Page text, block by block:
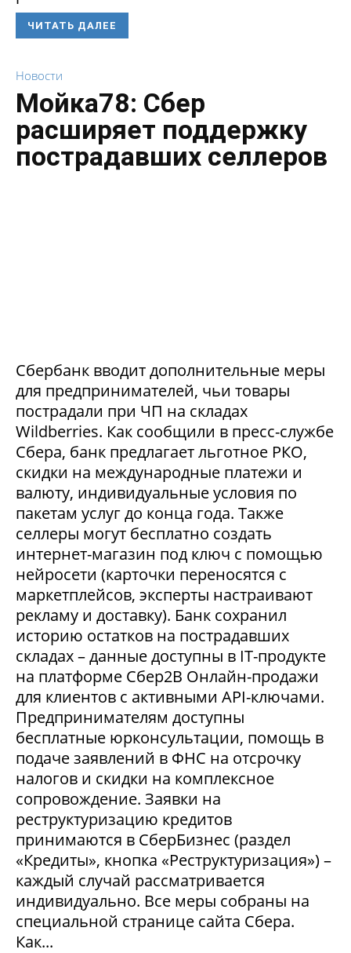
ЧИТАТЬ ДАЛЕЕ
Новости
Мойка78: Сбер
расширяет поддержку
пострадавших селлеров
Сбербанк вводит дополнительные меры
для предпринимателей, чьи товары
пострадали при ЧП на складах
Wildberries. Как сообщили в пресс-службе
Сбера, банк предлагает льготное РКО,
скидки на международные платежи и
валюту, индивидуальные условия по
пакетам услуг до конца года. Также
селлеры могут бесплатно создать
интернет-магазин под ключ с помощью
нейросети (карточки переносятся с
маркетплейсов, эксперты настраивают
рекламу и доставку). Банк сохранил
историю остатков на пострадавших
складах – данные доступны в IT-продукте
на платформе Сбер2В Онлайн-продажи
для клиентов с активными API-ключами.
Предпринимателям доступны
бесплатные юрконсультации, помощь в
подаче заявлений в ФНС на отсрочку
налогов и скидки на комплексное
сопровождение. Заявки на
реструктуризацию кредитов
принимаются в СберБизнес (раздел
«Кредиты», кнопка «Реструктуризация») –
каждый случай рассматривается
индивидуально. Все меры собраны на
специальной странице сайта Сбера.
Как...